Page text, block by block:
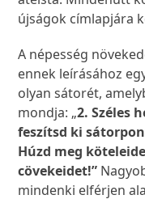
újságok címlapjára
A népesség
ennek leírásához
olyan sátorét,
mondja: „2. Széles
feszítsd ki
Húzd meg
cövekeidet!”
mindenki elférjen